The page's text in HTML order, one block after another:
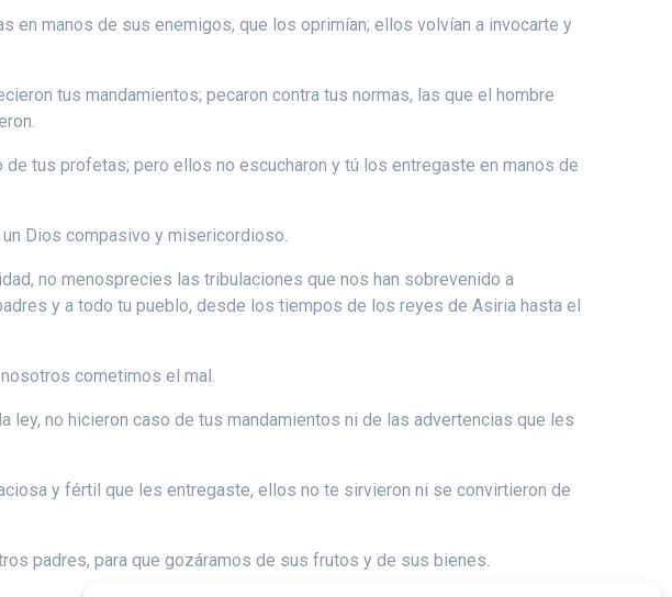
en manos de sus enemigos, que los oprimían; ellos volvían a invocarte y
tus mandamientos; pecaron contra tus normas, las que el hombre
tus profetas; pero ellos no escucharon y tú los entregaste en manos de
Dios compasivo y misericordioso.
no menosprecies las tribulaciones que nos han sobrevenido a
y a todo tu pueblo, desde los tiempos de los reyes de Asiria hasta el
cometimos el mal.
no hicieron caso de tus mandamientos ni de las advertencias que les
y fértil que les entregaste, ellos no te sirvieron ni se convirtieron de
padres, para que gozáramos de sus frutos y de sus bienes.